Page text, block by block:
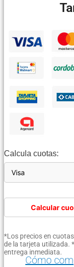
Calcula cuotas:
Calcular
*Los precios en
de la tarjeta utilizada.
entrega inmediata.
Cómo